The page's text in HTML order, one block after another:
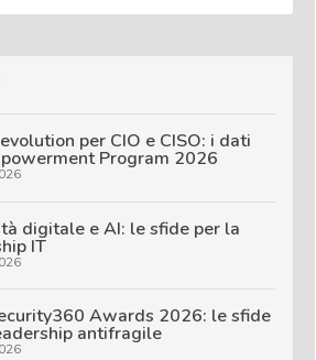
per CIO e CISO: i dati
Program 2026
digitale e AI: le sfide per la
IT
Awards 2026: le sfide
antifragile